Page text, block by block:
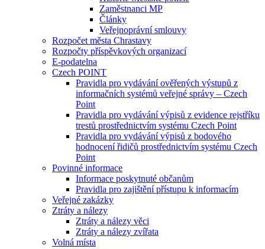
Zaměstnanci MP
Články
Veřejnoprávní smlouvy
Rozpočet města Chrastavy
Rozpočty příspěvkových organizací
E-podatelna
Czech POINT
Pravidla pro vydávání ověřených výstupů z
informačních systémů veřejné správy – Czech
Point
Pravidla pro vydávání výpisů z evidence rejstříku
trestů prostřednictvím systému Czech Point
Pravidla pro vydávání výpisů z bodového
hodnocení řidičů prostřednictvím systému Czech
Point
Povinné informace
Informace poskytnuté občanům
Pravidla pro zajištění přístupu k informacím
Veřejné zakázky
Ztráty a nálezy
Ztráty a nálezy věci
Ztráty a nálezy zvířata
Volná místa